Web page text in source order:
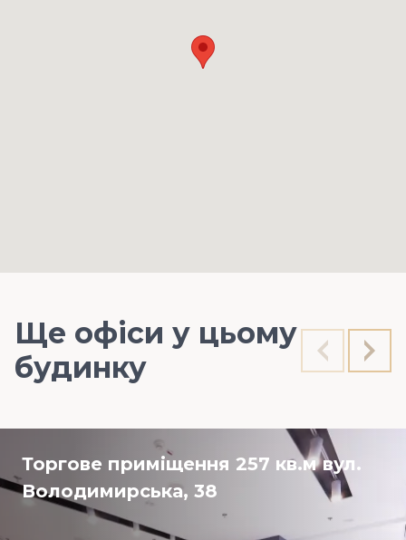
Ще офіси у цьому
будинку
Торгове приміщення 257 кв.м вул.
Володимирська, 38